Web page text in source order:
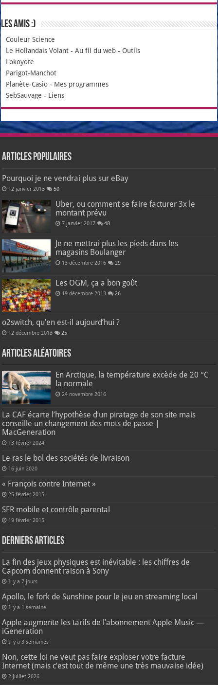
Les amis :)
Couleur Science
Le Hollandais Volant -Au fil du web - Outils
Lokoyote
Parigot-Manchot
Planète-Casio - Mes programmes
SebSauvage - Liens
Articles populaires
Pourquoi je ne vendrai plus sur eBay
12 janvier 2013 50
Uber, ou comment se faire facturer 3x le
montant prévu
7 janvier 2017 48
Je ne mettrai plus les pieds dans les
magasins Boulanger
13 décembre 2016 29
Les OGM, ça a bon goût
19 décembre 2013 26
o2switch, qu’en est-il aujourd’hui ?
12 décembre 2013 25
Articles aléatoires
En Arctique, la température excède de 20 °C
la normale
24 novembre 2016
La CAF écarte l’hypothèse d’un piratage de son site mais
conseille un changement des mots de passe |
MacGeneration
13 février 2024
Le ras le bol des sociétés de livraison
16 juin 2020
« François contre Internet »
25 février 2015
SFR mobile et contrôle parental
19 février 2015
Derniers articles
La fin des jeux physiques est inévitable : les chiffres de
Capcom donnent raison à Sony
Il y a 7 jours
Apollo, le fork de Sunshine pour le jeu en streaming local
Il y a 1 semaine
Apple augmente les tarifs de l’abonnement Apple Music —
iGeneration
Il y a 3 semaines
Non, cette loi ne veut pas faire exploser votre facture
Internet (mais c’est tout de même une très mauvaise idée)
2 juillet 2026